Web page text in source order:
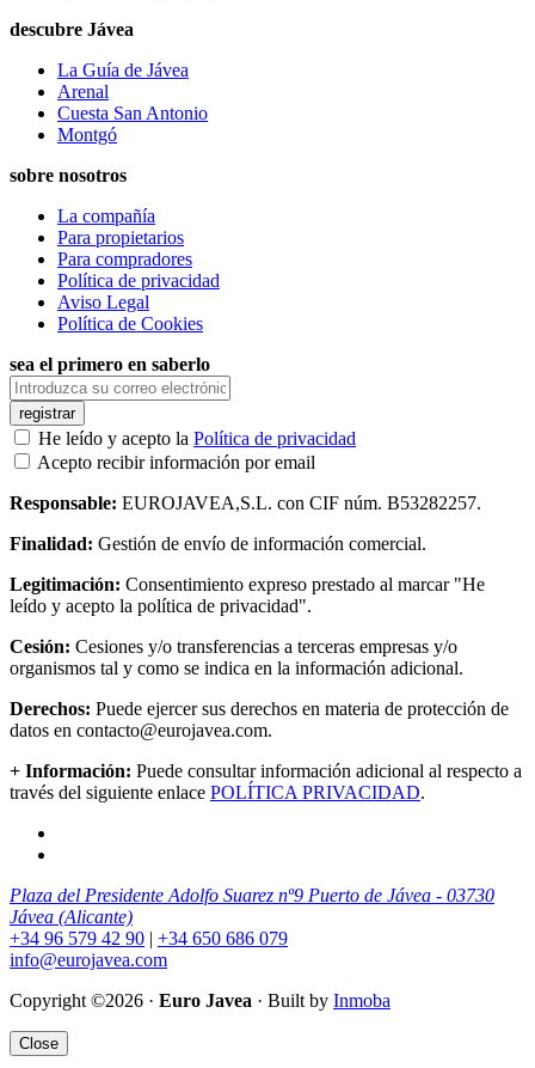
descubre Jávea
La Guía de Jávea
Arenal
Cuesta San Antonio
Montgó
sobre nosotros
La compañía
Para propietarios
Para compradores
Política de privacidad
Aviso Legal
Política de Cookies
sea el primero en saberlo
registrar
He leído y acepto la Política de privacidad
Acepto recibir información por email
Responsable: EUROJAVEA,S.L. con CIF núm. B53282257.
Finalidad: Gestión de envío de información comercial.
Legitimación: Consentimiento expreso prestado al marcar "He
leído y acepto la política de privacidad".
Cesión: Cesiones y/o transferencias a terceras empresas y/o
organismos tal y como se indica en la información adicional.
Derechos: Puede ejercer sus derechos en materia de protección de
datos en contacto@eurojavea.com.
+ Información: Puede consultar información adicional al respecto a
través del siguiente enlace POLÍTICA PRIVACIDAD.
Plaza del Presidente Adolfo Suarez nº9 Puerto de Jávea - 03730
Jávea (Alicante)
+34 96 579 42 90 | +34 650 686 079
info@eurojavea.com
Copyright ©2026 · Euro Javea · Built by Inmoba
Close